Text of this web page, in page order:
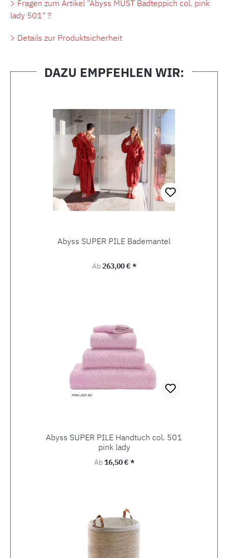
Fragen zum Artikel "Abyss MUST Badteppich col. pink
lady 501" ?
Details zur Produktsicherheit
DAZU EMPFEHLEN WIR:
Abyss SUPER PILE Bademantel
Regulärer Preis:
Ab263,00 € *
Abyss SUPER PILE Handtuch col. 501
pink lady
Regulärer Preis:
Ab16,50 € *